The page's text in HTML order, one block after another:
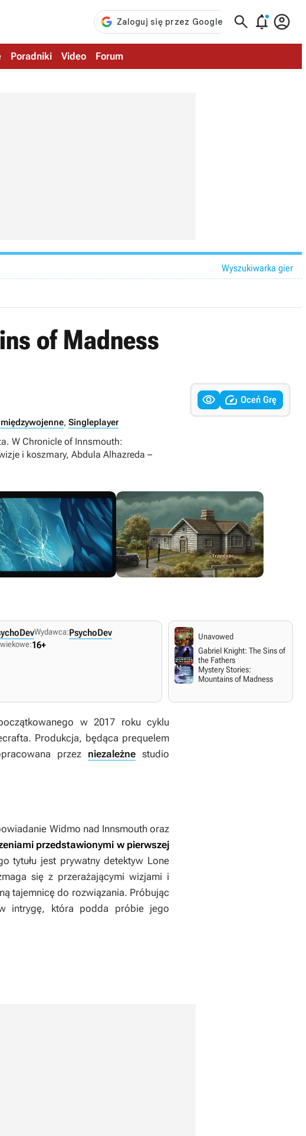
  
Poradniki Video Forum
Wyszukiwarka gier
of Madness
, Singleplayer
W Chronicle of Innsmouth:
i koszmary, Abdula Alhazreda –
  Oceń Grę
Wydawca:PsychoDev
16+
Unavowed
Gabriel Knight: The Sins of
the Fathers
Mystery Stories:
Mountains of Madness
w 2017 roku cyklu
Produkcja, będąca prequelem
przez niezależne studio
Widmo nad Innsmouthoraz
przedstawionymi w pierwszej
tytułu jest prywatny detektyw Lone
się z przerażającymi wizjami i
tajemnicę do rozwiązania. Próbując
intrygę, która podda próbie jego